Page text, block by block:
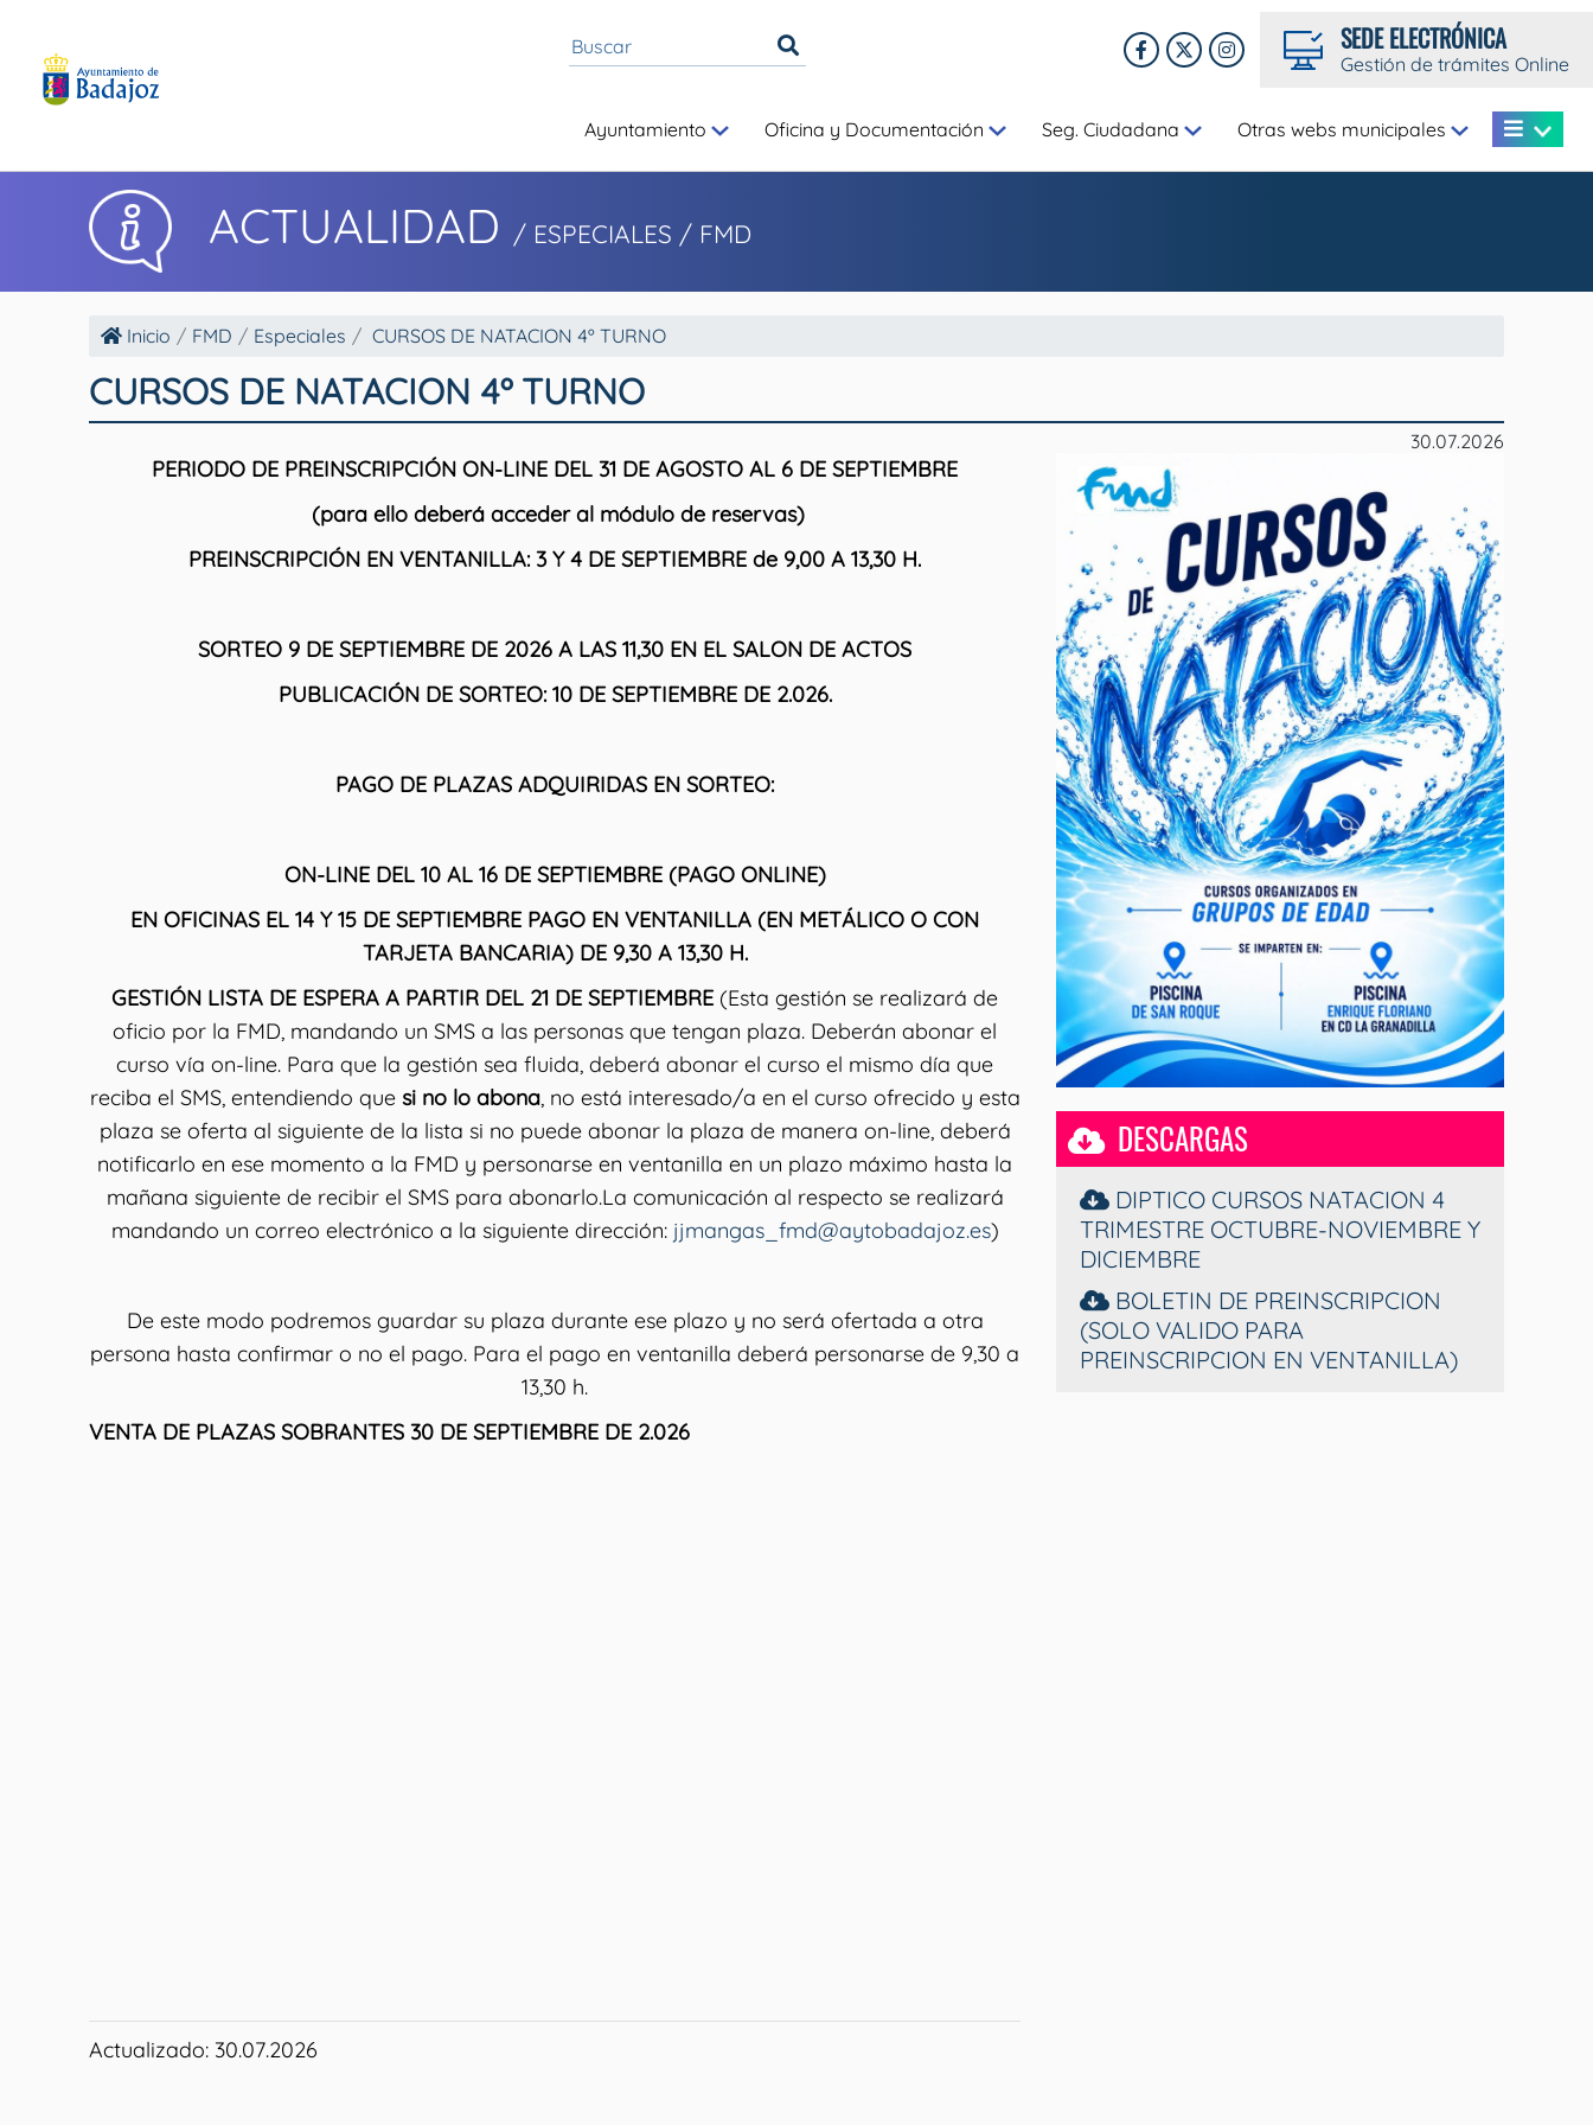
SEDE ELECTRÓNICA
Gestión de trámites Online
Ayuntamiento Oficina y Documentación Seg. Ciudadana Otras webs municipales
ACTUALIDAD / ESPECIALES / FMD
Inicio FMD Especiales CURSOS DE NATACION 4º TURNO
CURSOS DE NATACION 4º TURNO
30.07.2026
PERIODO DE PREINSCRIPCIÓN ON-LINE DEL 31 DE AGOSTO AL 6 DE SEPTIEMBRE
(para ello deberá acceder al módulo de reservas)
PREINSCRIPCIÓN EN VENTANILLA: 3 Y 4 DE SEPTIEMBRE de 9,00 A 13,30 H.
SORTEO 9 DE SEPTIEMBRE DE 2026 A LAS 11,30 EN EL SALON DE ACTOS
PUBLICACIÓN DE SORTEO: 10 DE SEPTIEMBRE DE 2.026.
PAGO DE PLAZAS ADQUIRIDAS EN SORTEO:
ON-LINE DEL 10 AL 16 DE SEPTIEMBRE (PAGO ONLINE)
EN OFICINAS EL 14 Y 15 DE SEPTIEMBRE PAGO EN VENTANILLA (EN METÁLICO O CON
TARJETA BANCARIA) DE 9,30 A 13,30 H.
GESTIÓN LISTA DE ESPERA A PARTIR DEL 21 DE SEPTIEMBRE (Esta gestión se realizará de
oficio por la FMD, mandando un SMS a las personas que tengan plaza. Deberán abonar el
curso vía on-line. Para que la gestión sea fluida, deberá abonar el curso el mismo día que
reciba el SMS, entendiendo que si no lo abona, no está interesado/a en el curso ofrecido y esta
plaza se oferta al siguiente de la lista si no puede abonar la plaza de manera on-line, deberá
notificarlo en ese momento a la FMD y personarse en ventanilla en un plazo máximo hasta la
mañana siguiente de recibir el SMS para abonarlo.La comunicación al respecto se realizará
mandando un correo electrónico a la siguiente dirección: jjmangas_fmd@aytobadajoz.es)
De este modo podremos guardar su plaza durante ese plazo y no será ofertada a otra
persona hasta confirmar o no el pago. Para el pago en ventanilla deberá personarse de 9,30 a
13,30 h.
VENTA DE PLAZAS SOBRANTES 30 DE SEPTIEMBRE DE 2.026
Actualizado: 30.07.2026
DESCARGAS
DIPTICO CURSOS NATACION 4
TRIMESTRE OCTUBRE-NOVIEMBRE Y
DICIEMBRE
BOLETIN DE PREINSCRIPCION
(SOLO VALIDO PARA
PREINSCRIPCION EN VENTANILLA)